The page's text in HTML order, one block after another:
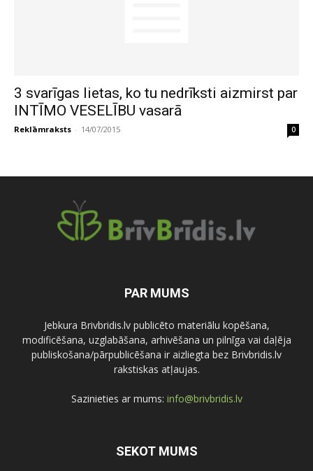
3 svarīgas lietas, ko tu nedrīksti aizmirst par
INTĪMO VESELĪBU vasarā
Reklāmraksts - 14/07/2015 0
PAR MUMS
Jebkura Brivbridis.lv publicēto materiālu kopēšana,
modificēšana, uzglabāšana, arhivēšana un pilnīga vai daļēja
publiskošana/pārpublicēšana ir aizliegta bez Brivbridis.lv
rakstiskas atļaujas.
Sazinieties ar mums: info@brivbridis.lv
SEKOT MUMS